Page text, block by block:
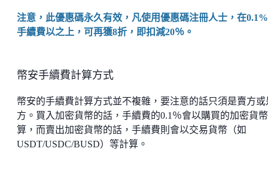
注意，此優惠碼永久有效，凡使用優惠碼注冊人士，在
手續費以之上，可再獲8折，即扣減20％。
幣安手續費計算方式
幣安的手續費計算方式並不複雜，要注意的話只須是賣方或
方。買入加密貨幣的話，手續費的0.1％會以購買的加密貨
算，而賣出加密貨幣的話，手續費則會以交易貨幣（如
USDT/USDC/BUSD）等計算。